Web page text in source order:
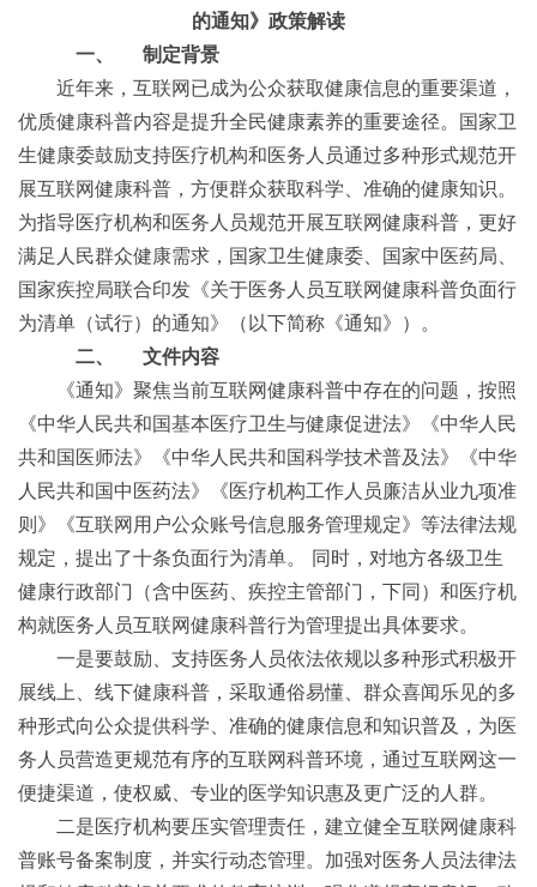
的通知》政策解读
一、
制定背景
近年来，互联网已成为公众获取健康信息的重要渠道，
优质健康科普内容是提升全民健康素养的重要途径。国家卫
生健康委鼓励支持医疗机构和医务人员通过多种形式规范开
展互联网健康科普，方便群众获取科学、准确的健康知识。
为指导医疗机构和医务人员规范开展互联网健康科普，更好
满足人民群众健康需求，国家卫生健康委、国家中医药局、
国家疾控局联合印发《关于医务人员互联网健康科普负面行
为清单（试行）的通知》（以下简称《通知》）。
二、
文件内容
《通知》聚焦当前互联网健康科普中存在的问题，按照
《中华人民共和国基本医疗卫生与健康促进法》《中华人民
共和国医师法》《中华人民共和国科学技术普及法》《中华
人民共和国中医药法》《医疗机构工作人员廉洁从业九项准
则》《互联网用户公众账号信息服务管理规定》等法律法规
规定，提出了十条负面行为清单。 同时，对地方各级卫生
健康行政部门（含中医药、疾控主管部门，下同）和医疗机
构就医务人员互联网健康科普行为管理提出具体要求。
一是要鼓励、支持医务人员依法依规以多种形式积极开
展线上、线下健康科普，采取通俗易懂、群众喜闻乐见的多
种形式向公众提供科学、准确的健康信息和知识普及，为医
务人员营造更规范有序的互联网科普环境，通过互联网这一
便捷渠道，使权威、专业的医学知识惠及更广泛的人群。
二是医疗机构要压实管理责任，建立健全互联网健康科
普账号备案制度，并实行动态管理。加强对医务人员法律法